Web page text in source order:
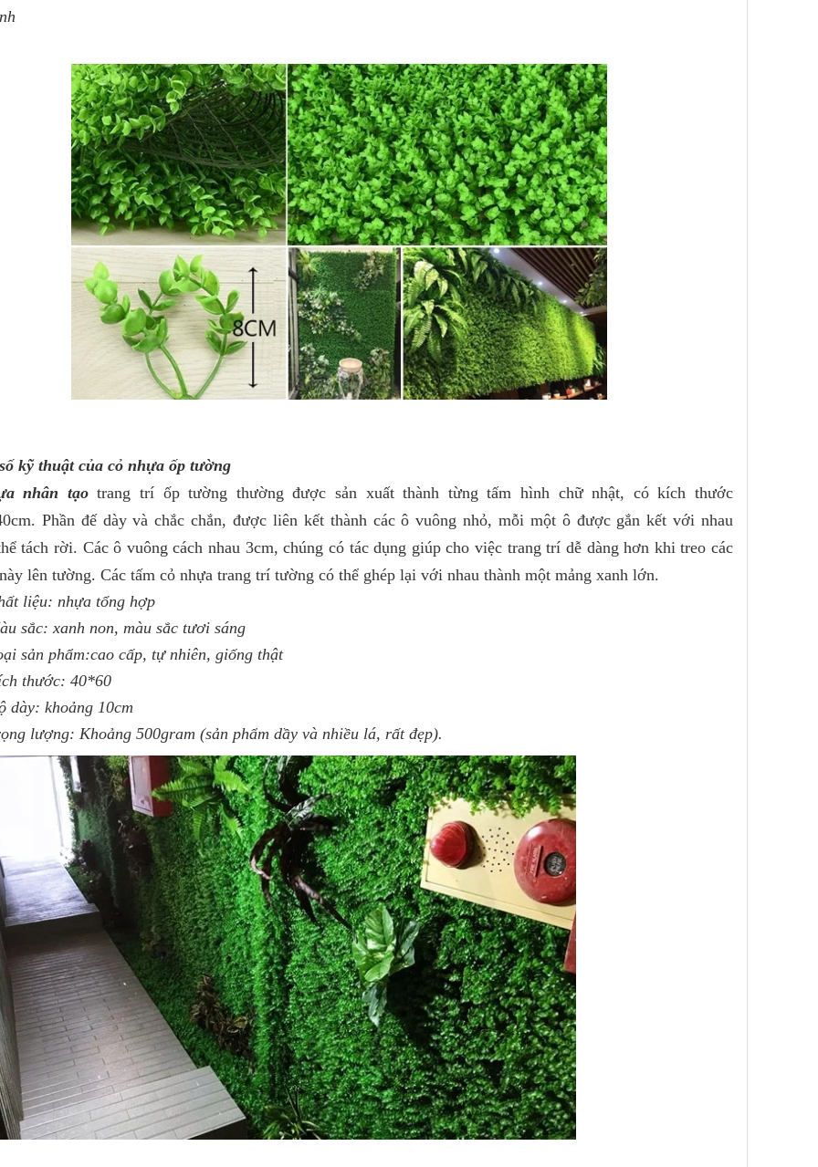
kỹ thuật của cỏ nhựa ốp tường
nhân tạotrang trí ốp tường thường được sản xuất thành từng tấm hình chữ nhật, có kích thước
Phần đế dày và chắc chắn, được liên kết thành các ô vuông nhỏ, mỗi một ô được gắn kết với nhau
tách rời. Các ô vuông cách nhau 3cm, chúng có tác dụng giúp cho việc trang trí dễ dàng hơn khi treo các
lên tường. Các tấm cỏ nhựa trang trí tường có thể ghép lại với nhau thành một mảng xanh lớn.
liệu: nhựa tổng hợp
sắc: xanh non, màu sắc tươi sáng
sản phẩm:cao cấp, tự nhiên, giống thật
thước: 40*60
dày: khoảng 10cm
lượng: Khoảng 500gram (sản phẩm dầy và nhiều lá, rất đẹp).